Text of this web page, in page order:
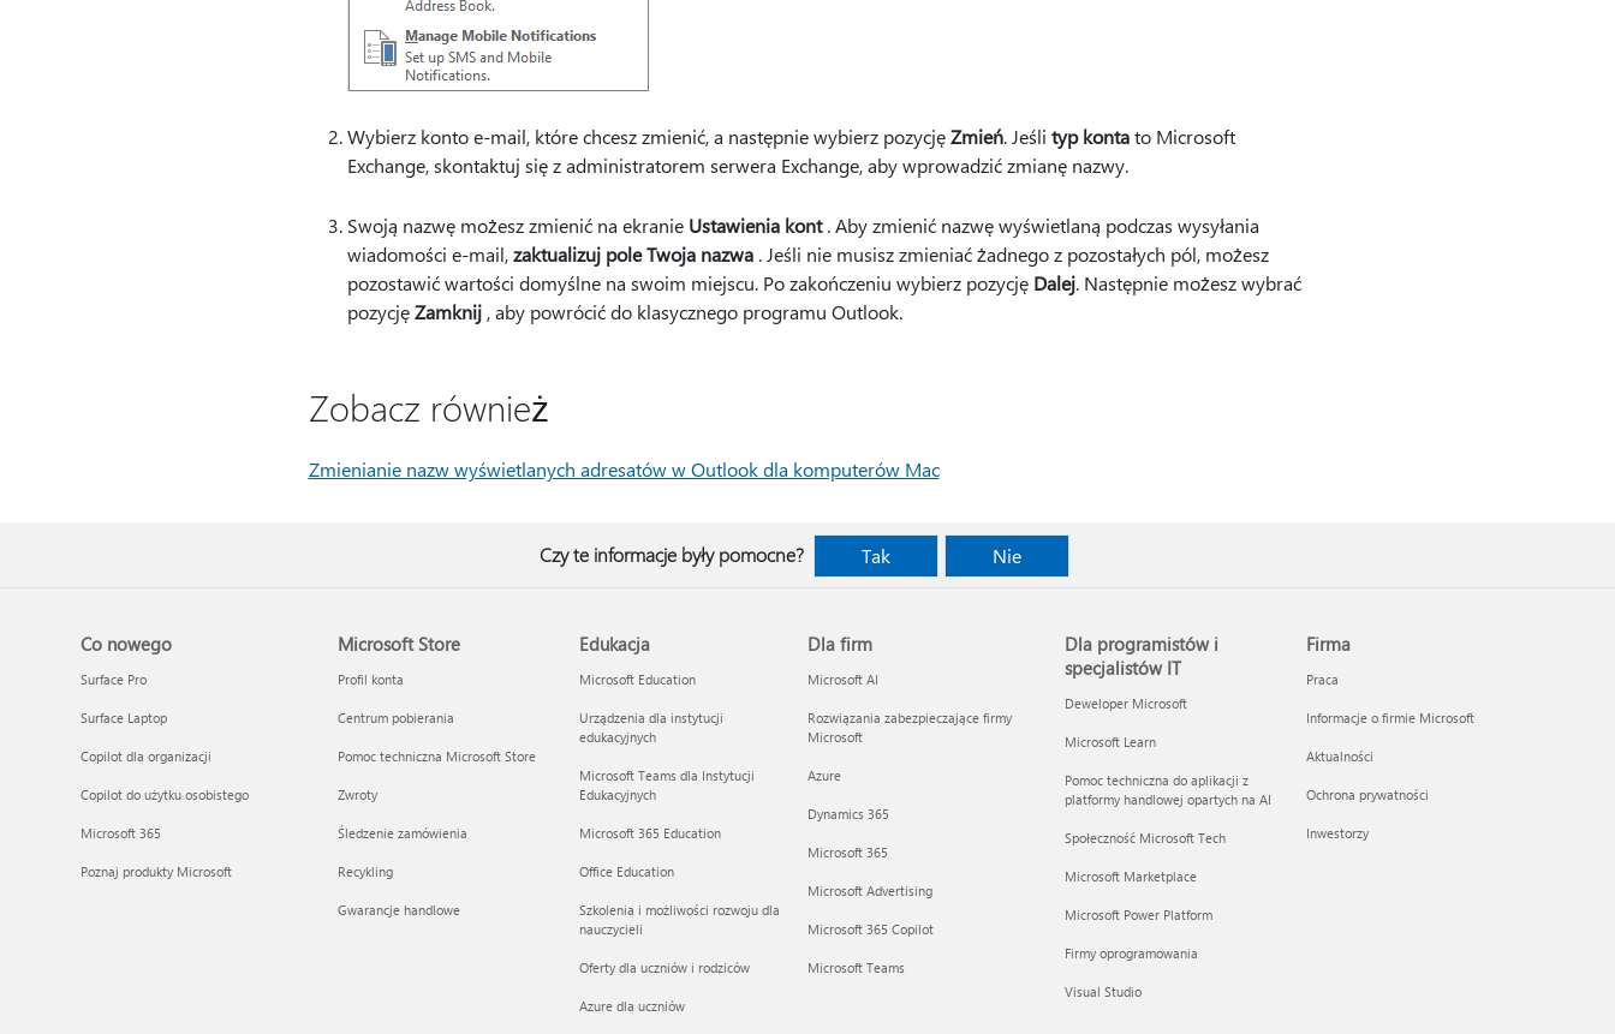
Wybierz konto e-mail, które chcesz zmienić, a następnie wybierz pozycjęZmień. Jeśli typ kontato Microsoft
Exchange, skontaktuj się z administratorem serwera Exchange, aby wprowadzić zmianę nazwy.
Swoją nazwę możesz zmienić na ekranie Ustawienia kont. Aby zmienić nazwę wyświetlaną podczas wysyłania
wiadomości e-mail,zaktualizuj pole Twoja nazwa. Jeśli nie musisz zmieniać żadnego z pozostałych pól, możesz
pozostawić wartości domyślne na swoim miejscu. Po zakończeniu wybierz pozycję Dalej. Następnie możesz wybrać
pozycjęZamknij, aby powrócić do klasycznego programu Outlook.
Zobacz również
Zmienianie nazw wyświetlanych adresatów w Outlook dla komputerów Mac
Czy te informacje były pomocne? Tak Nie
Co nowego
Surface Pro
Surface Laptop
Copilot dla organizacji
Copilot do użytku osobistego
Microsoft 365
Poznaj produkty Microsoft
Microsoft Store
Profil konta
Centrum pobierania
Pomoc techniczna Microsoft Store
Zwroty
Śledzenie zamówienia
Recykling
Gwarancje handlowe
Edukacja
Microsoft Education
Urządzenia dla instytucji
edukacyjnych
Microsoft Teams dla Instytucji
Edukacyjnych
Microsoft 365 Education
Office Education
Szkolenia i możliwości rozwoju dla
nauczycieli
Oferty dla uczniów i rodziców
Azure dla uczniów
Dla firm
Microsoft AI
Rozwiązania zabezpieczające firmy
Microsoft
Azure
Dynamics 365
Microsoft 365
Microsoft Advertising
Microsoft 365 Copilot
Microsoft Teams
Dla programistów i
specjalistów IT
Deweloper Microsoft
Microsoft Learn
Pomoc techniczna do aplikacji z
platformy handlowej opartych na AI
Społeczność Microsoft Tech
Microsoft Marketplace
Microsoft Power Platform
Firmy oprogramowania
Visual Studio
Firma
Praca
Informacje o firmie Microsoft
Aktualności
Ochrona prywatności
Inwestorzy